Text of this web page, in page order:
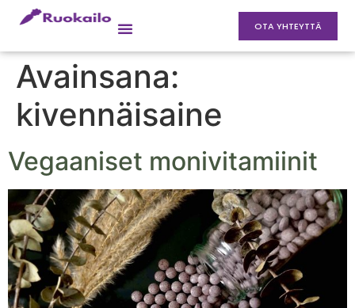
OTA YHTEYTTÄ
Avainsana:
kivennäisaine
Vegaaniset monivitamiinit